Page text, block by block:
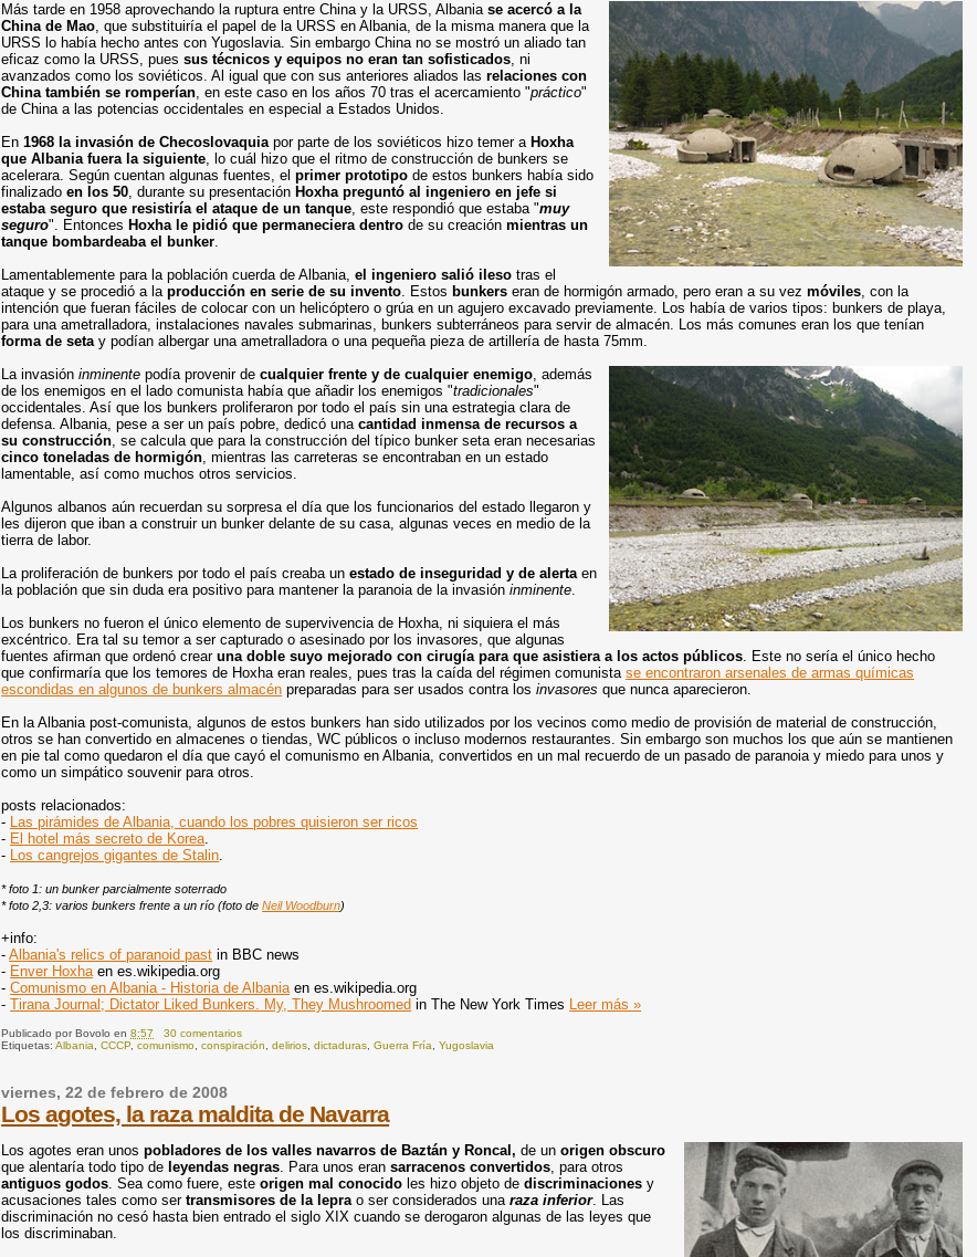
Más tarde en 1958 aprovechando la ruptura entre China y la URSS, Albaniase acercó a la
China de Mao, que substituiría el papel de la URSS en Albania, de la misma manera que la
URSS lo había hecho antes con Yugoslavia. Sin embargo China no se mostró un aliado tan
eficaz como la URSS, puessus técnicos y equipos no eran tan sofisticados, ni
avanzados como los soviéticos. Al igual que con sus anteriores aliados las relaciones con
China también se romperían, en este caso en los años 70 tras el acercamiento "práctico"
de China a las potencias occidentales en especial a Estados Unidos.
En1968 la invasión de Checoslovaquiapor parte de los soviéticos hizo temer a Hoxha
que Albania fuera la siguiente, lo cuál hizo que el ritmo de construcción de bunkers se
acelerara. Según cuentan algunas fuentes, elprimer prototipo de estos bunkers había sido
finalizadoen los 50, durante su presentación Hoxha preguntó al ingeniero en jefe si
estaba seguro que resistiría el ataque de un tanque, este respondió que estaba "muy
seguro". Entonces Hoxha le pidió que permaneciera dentro de su creaciónmientras un
tanque bombardeaba el bunker.
Lamentablemente para la población cuerda de Albania,el ingeniero salió ileso tras el
ataque y se procedió a laproducción en serie de su invento. Estos bunkerseran de hormigón armado, pero eran a su vezmóviles, con la
intención que fueran fáciles de colocar con un helicóptero o grúa en un agujero excavado previamente. Los había de varios tipos: bunkers de playa,
para una ametralladora, instalaciones navales submarinas, bunkers subterráneos para servir de almacén. Los más comunes eran los que tenían
forma de setay podían albergar una ametralladora o una pequeña pieza de artillería de hasta 75mm.
La invasióninminentepodía provenir decualquier frente y de cualquier enemigo, además
de los enemigos en el lado comunista había que añadir los enemigos "tradicionales"
occidentales. Así que los bunkers proliferaron por todo el país sin una estrategia clara de
defensa. Albania, pese a ser un país pobre, dedicó unacantidad inmensa de recursos a
su construcción, se calcula que para la construcción del típico bunker seta eran necesarias
cinco toneladas de hormigón, mientras las carreteras se encontraban en un estado
lamentable, así como muchos otros servicios.
Algunos albanos aún recuerdan su sorpresa el día que los funcionarios del estado llegaron y
les dijeron que iban a construir un bunker delante de su casa, algunas veces en medio de la
tierra de labor.
La proliferación de bunkers por todo el país creaba unestado de inseguridad y de alertaen
la población que sin duda era positivo para mantener la paranoia de la invasióninminente.
Los bunkers no fueron el único elemento de supervivencia de Hoxha, ni siquiera el más
excéntrico. Era tal su temor a ser capturado o asesinado por los invasores, que algunas
fuentes afirman que ordenó crearuna doble suyo mejorado con cirugía para que asistiera a los actos públicos. Este no sería el único hecho
que confirmaría que los temores de Hoxha eran reales, pues tras la caída del régimen comunistase encontraron arsenales de armas químicas
escondidas en algunos de bunkers almacén preparadas para ser usados contra losinvasoresque nunca aparecieron.
En la Albania post-comunista, algunos de estos bunkers han sido utilizados por los vecinos como medio de provisión de material de construcción,
otros se han convertido en almacenes o tiendas, WC públicos o incluso modernos restaurantes. Sin embargo son muchos los que aún se mantienen
en pie tal como quedaron el día que cayó el comunismo en Albania, convertidos en un mal recuerdo de un pasado de paranoia y miedo para unos y
como un simpático souvenir para otros.
posts relacionados:
- Las pirámides de Albania, cuando los pobres quisieron ser ricos
- El hotel más secreto de Korea.
- Los cangrejos gigantes de Stalin.
* foto 1: un bunker parcialmente soterrado
* foto 2,3: varios bunkers frente a un río (foto deNeil Woodburn)
+info:
-Albania's relics of paranoid past in BBC news
- Enver Hoxhaen es.wikipedia.org
-Comunismo en Albania - Historia de Albaniaen es.wikipedia.org
-Tirana Journal; Dictator Liked Bunkers. My, They Mushroomed in The New York Times Leer más »
Publicado porBovolo en8:57
30 comentarios
Etiquetas:Albania ,CCCP,comunismo ,conspiración ,delirios ,dictaduras ,Guerra Fría ,Yugoslavia
viernes, 22 de febrero de 2008
Los agotes, la raza maldita de Navarra
Los agotes eran unospobladores de los valles navarros de Baztán y Roncal,de un origen obscuro
que alentaría todo tipo de leyendas negras. Para unos eransarracenos convertidos, para otros
antiguos godos. Sea como fuere, esteorigen mal conocido les hizo objeto dediscriminacionesy
acusaciones tales como sertransmisores de la leprao ser considerados unaraza inferior. Las
discriminación no cesó hasta bien entrado el siglo XIX cuando se derogaron algunas de las leyes que
los discriminaban.